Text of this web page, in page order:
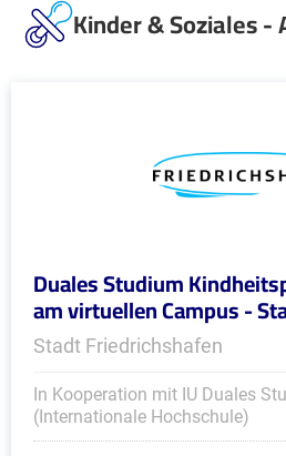
Kinder & Soziales
Duales Studium
am virtuellen Campus -
Stadt Friedrichshafen
In Kooperation mit IU Duales
(Internationale Hochschule)